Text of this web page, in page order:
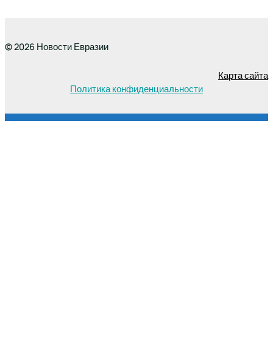
© 2026 Новости Евразии
Карта сайта
Политика конфиденциальности